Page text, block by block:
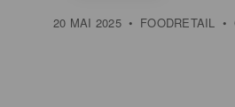
20 MAI 2025 • FOODRETAIL •